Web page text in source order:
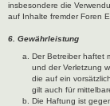
insbesondere die
auf Inhalte fremder Foren
6. Gewährleistung
Der Betreiber haftet
und der Verletzung
die auf ein
gilt auch für
Die Haftung ist